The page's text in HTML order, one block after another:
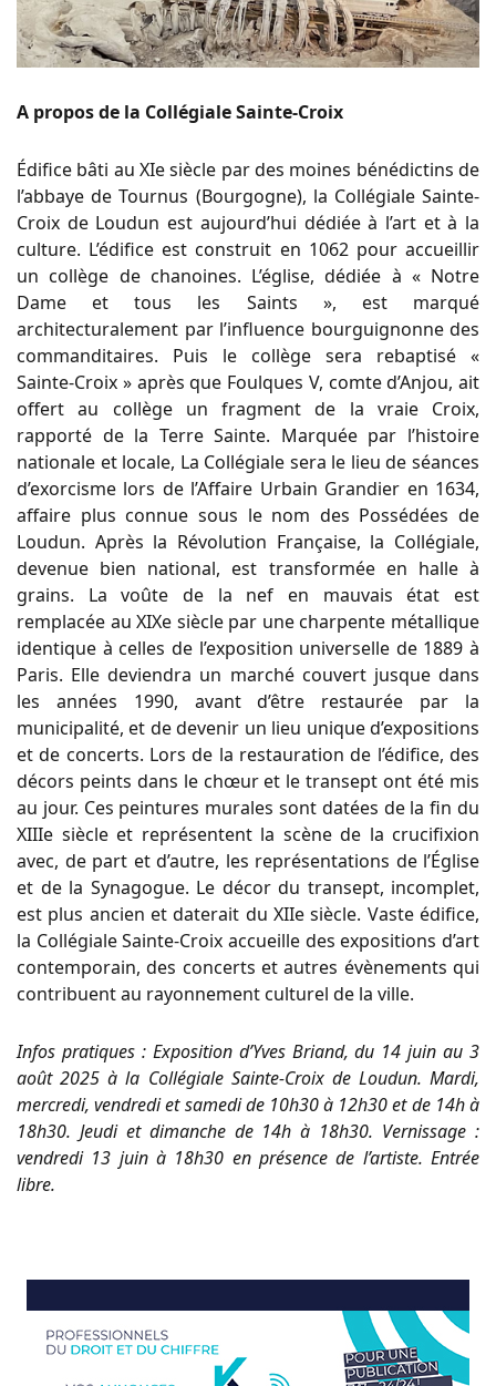
A propos de la Collégiale Sainte-Croix
Édifice bâti au XIe siècle par des moines bénédictins de
l’abbaye de Tournus (Bourgogne), la Collégiale Sainte-
Croix de Loudun est aujourd’hui dédiée à l’art et à la
culture. L’édifice est construit en 1062 pour accueillir
un collège de chanoines. L’église, dédiée à « Notre
Dame et tous les Saints », est marqué
architecturalement par l’influence bourguignonne des
commanditaires. Puis le collège sera rebaptisé «
Sainte-Croix » après que Foulques V, comte d’Anjou, ait
offert au collège un fragment de la vraie Croix,
rapporté de la Terre Sainte. Marquée par l’histoire
nationale et locale, La Collégiale sera le lieu de séances
d’exorcisme lors de l’Affaire Urbain Grandier en 1634,
affaire plus connue sous le nom des Possédées de
Loudun. Après la Révolution Française, la Collégiale,
devenue bien national, est transformée en halle à
grains. La voûte de la nef en mauvais état est
remplacée au XIXe siècle par une charpente métallique
identique à celles de l’exposition universelle de 1889 à
Paris. Elle deviendra un marché couvert jusque dans
les années 1990, avant d’être restaurée par la
municipalité, et de devenir un lieu unique d’expositions
et de concerts. Lors de la restauration de l’édifice, des
décors peints dans le chœur et le transept ont été mis
au jour. Ces peintures murales sont datées de la fin du
XIIIe siècle et représentent la scène de la crucifixion
avec, de part et d’autre, les représentations de l’Église
et de la Synagogue. Le décor du transept, incomplet,
est plus ancien et daterait du XIIe siècle. Vaste édifice,
la Collégiale Sainte-Croix accueille des expositions d’art
contemporain, des concerts et autres évènements qui
contribuent au rayonnement culturel de la ville.
Infos pratiques : Exposition d’Yves Briand, du 14 juin au 3
août 2025 à la Collégiale Sainte-Croix de Loudun. Mardi,
mercredi, vendredi et samedi de 10h30 à 12h30 et de 14h à
18h30. Jeudi et dimanche de 14h à 18h30. Vernissage :
vendredi 13 juin à 18h30 en présence de l’artiste. Entrée
libre.